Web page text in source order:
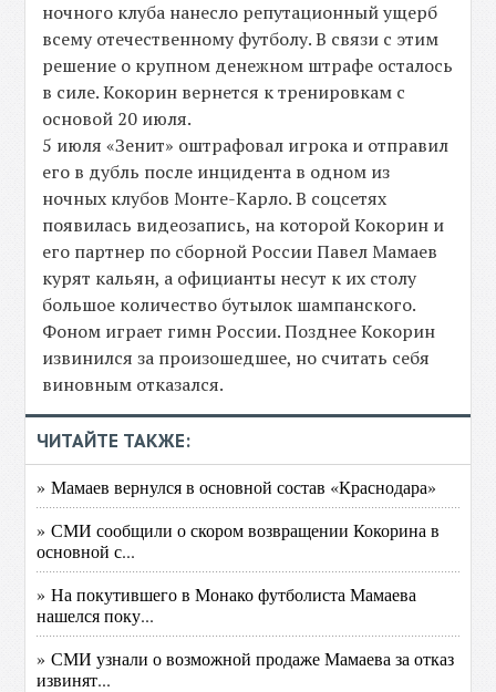
ночного клуба нанесло репутационный ущерб
всему отечественному футболу. В связи с этим
решение о крупном денежном штрафе осталось
в силе. Кокорин вернется к тренировкам с
основой 20 июля.
5 июля «Зенит» оштрафовал игрока и отправил
его в дубль после инцидента в одном из
ночных клубов Монте-Карло. В соцсетях
появилась видеозапись, на которой Кокорин и
его партнер по сборной России Павел Мамаев
курят кальян, а официанты несут к их столу
большое количество бутылок шампанского.
Фоном играет гимн России. Позднее Кокорин
извинился за произошедшее, но считать себя
виновным отказался.
ЧИТАЙТЕ ТАКЖЕ:
» Мамаев вернулся в основной состав «Краснодара»
» СМИ сообщили о скором возвращении Кокорина в
основной с...
» На покутившего в Монако футболиста Мамаева
нашелся поку...
» СМИ узнали о возможной продаже Мамаева за отказ
извинят...